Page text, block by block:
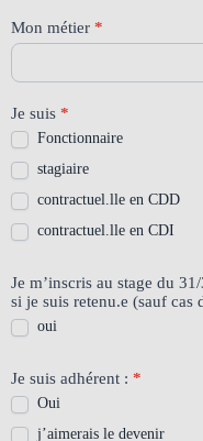
Mon métier *
Je suis *
Fonctionnaire
stagiaire
contractuel.lle en CDD
contractuel.lle en CDI
Je m’inscris au stage du
si je suis retenu.e (sauf
oui
Je suis adhérent : *
Oui
j’aimerais le devenir